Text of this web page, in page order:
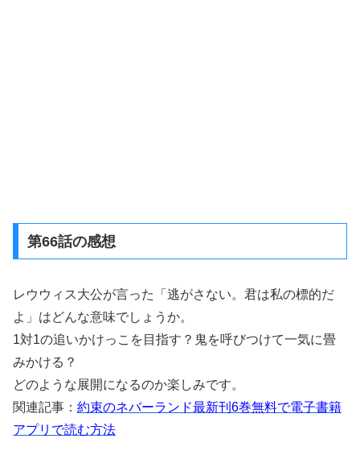
第66話の感想
レウウィス大公が言った「逃がさない。君は私の標的だ
よ」はどんな意味でしょうか。
1対1の追いかけっこを目指す？鬼を呼びつけて一気に畳
みかける？
どのような展開になるのか楽しみです。
関連記事： 約束のネバーランド最新刊6巻無料で電子書籍
アプリで読む方法